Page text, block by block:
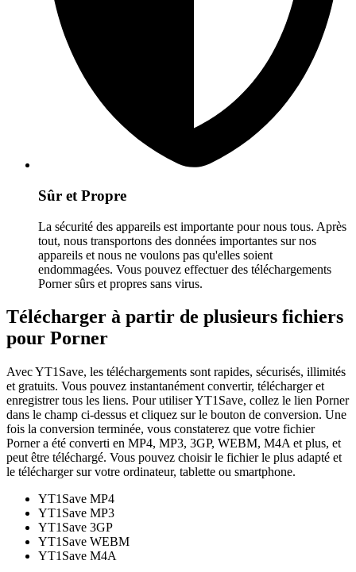
Sûr et Propre
La sécurité des appareils est importante pour nous tous. Après
tout, nous transportons des données importantes sur nos
appareils et nous ne voulons pas qu'elles soient
endommagées. Vous pouvez effectuer des téléchargements
Porner sûrs et propres sans virus.
Télécharger à partir de plusieurs fichiers
pour Porner
Avec YT1Save, les téléchargements sont rapides, sécurisés, illimités
et gratuits. Vous pouvez instantanément convertir, télécharger et
enregistrer tous les liens. Pour utiliser YT1Save, collez le lien Porner
dans le champ ci-dessus et cliquez sur le bouton de conversion. Une
fois la conversion terminée, vous constaterez que votre fichier
Porner a été converti en MP4, MP3, 3GP, WEBM, M4A et plus, et
peut être téléchargé. Vous pouvez choisir le fichier le plus adapté et
le télécharger sur votre ordinateur, tablette ou smartphone.
YT1Save MP4
YT1Save MP3
YT1Save 3GP
YT1Save WEBM
YT1Save M4A